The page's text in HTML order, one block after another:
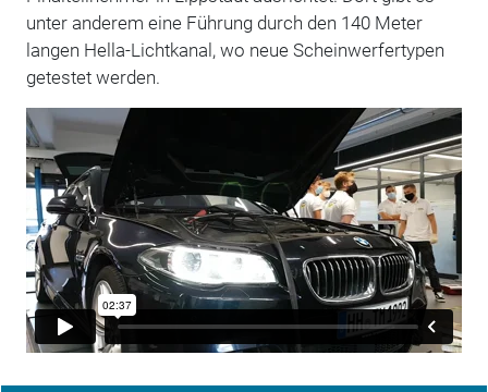
unter anderem eine Führung durch den 140 Meter
langen Hella-Lichtkanal, wo neue Scheinwerfertypen
getestet werden.